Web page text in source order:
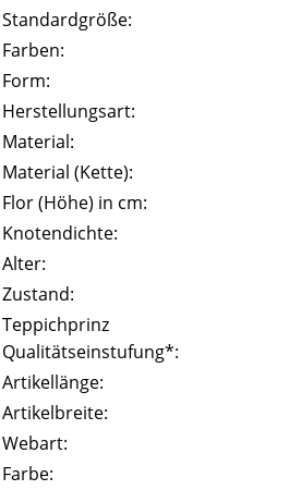
Standardgröße:
Farben:
Form:
Herstellungsart:
Material:
Material (Kette):
Flor (Höhe) in cm:
Knotendichte:
Alter:
Zustand:
Teppichprinz
Qualitätseinstufung*:
Artikellänge:
Artikelbreite:
Webart:
Farbe: